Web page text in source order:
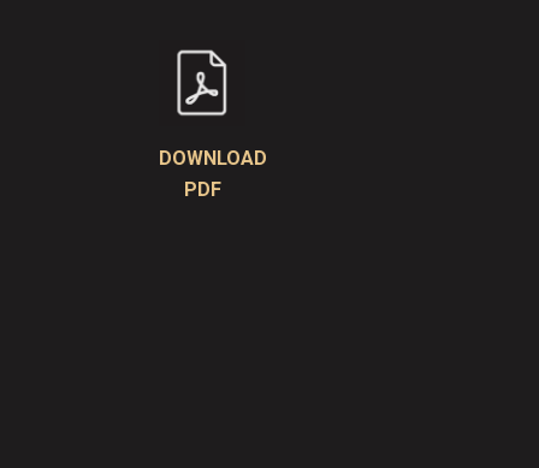
DOWNLOAD
PDF